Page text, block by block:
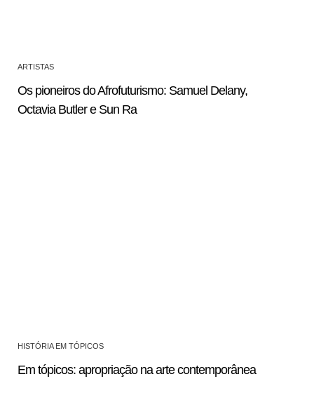
ARTISTAS
Os pioneiros do Afrofuturismo: Samuel Delany,
Octavia Butler e Sun Ra
HISTÓRIA EM TÓPICOS
Em tópicos: apropriação na arte contemporânea